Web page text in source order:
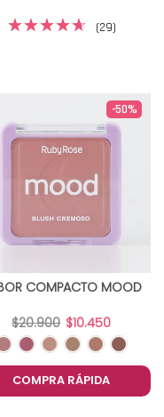
(29)
-50%
COMPACTO MOOD
$20.900 $10.450
COMPRA RÁPIDA